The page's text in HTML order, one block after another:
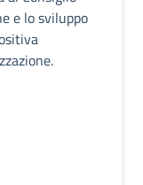
e lo sviluppo